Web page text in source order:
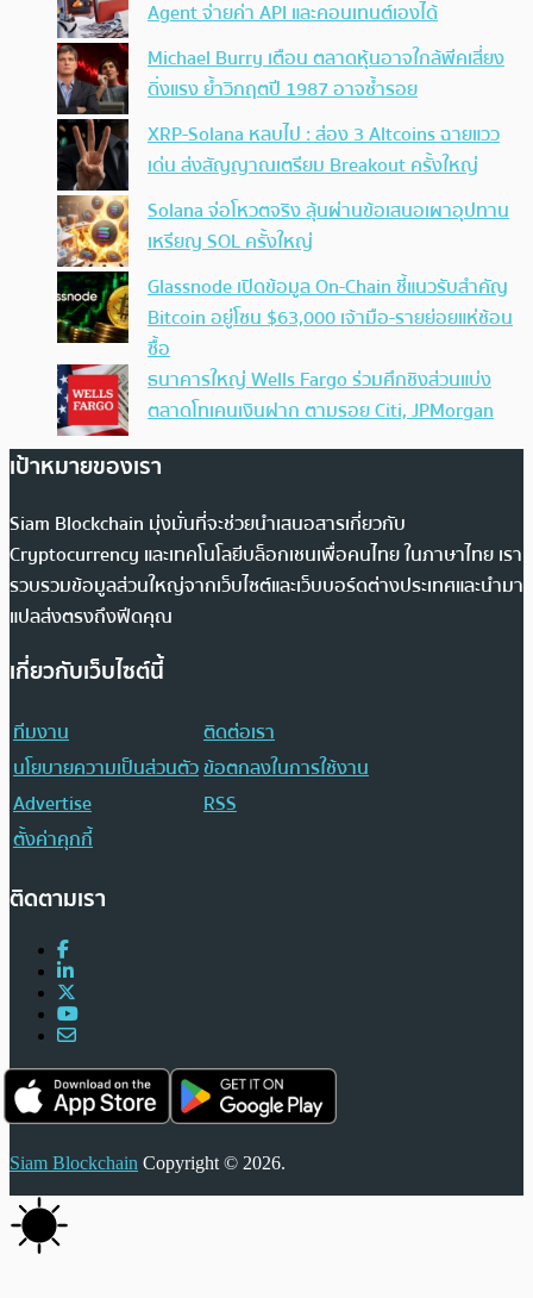
Agent จ่ายค่า API และคอนเทนต์เองได้
Michael Burry เตือน ตลาดหุ้นอาจใกล้พีคเสี่ยง
ดิ่งแรง ย้ำวิกฤตปี 1987 อาจซ้ำรอย
XRP-Solana หลบไป : ส่อง 3 Altcoins ฉายแวว
เด่น ส่งสัญญาณเตรียม Breakout ครั้งใหญ่
Solana จ่อโหวตจริง ลุ้นผ่านข้อเสนอเผาอุปทาน
เหรียญ SOL ครั้งใหญ่
Glassnode เปิดข้อมูล On-Chain ชี้แนวรับสำคัญ
Bitcoin อยู่โซน $63,000 เจ้ามือ-รายย่อยแห่ช้อน
ซื้อ
ธนาคารใหญ่ Wells Fargo ร่วมศึกชิงส่วนแบ่ง
ตลาดโทเคนเงินฝาก ตามรอย Citi, JPMorgan
เป้าหมายของเรา
Siam Blockchain มุ่งมั่นที่จะช่วยนำเสนอสารเกี่ยวกับ
Cryptocurrency และเทคโนโลยีบล็อกเชนเพื่อคนไทย ในภาษาไทย เรา
รวบรวมข้อมูลส่วนใหญ่จากเว็บไซต์และเว็บบอร์ดต่างประเทศและนำมา
แปลส่งตรงถึงฟีดคุณ
เกี่ยวกับเว็บไซต์นี้
ทีมงาน
ติดต่อเรา
นโยบายความเป็นส่วนตัวข้อตกลงในการใช้งาน
Advertise
RSS
ตั้งค่าคุกกี้
ติดตามเรา
Siam Blockchain Copyright © 2026.